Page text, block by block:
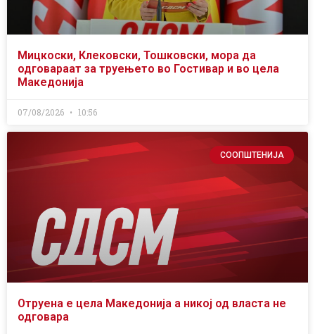
Мицкоски, Клековски, Тошковски, мора да
одговараат за труењето во Гостивар и во цела
Македонија
07/08/2026 10:56
СООПШТЕНИЈА
Отруена е цела Македонија а никој од власта не
одговара